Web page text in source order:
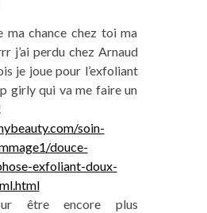
ma chance chez toi ma
j’ai perdu chez Arnaud
je joue pour l’exfoliant
girly qui va me faire un
soin-
douce-
exfoliant-doux-
être encore plus